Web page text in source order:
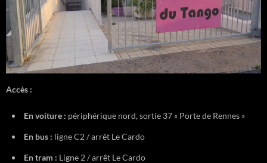
Accès :
En voiture : périphérique nord, sortie 37 « Porte de Rennes »
En bus : ligne C2 / arrêt Le Cardo
En tram : Ligne 2 / arrêt Le Cardo